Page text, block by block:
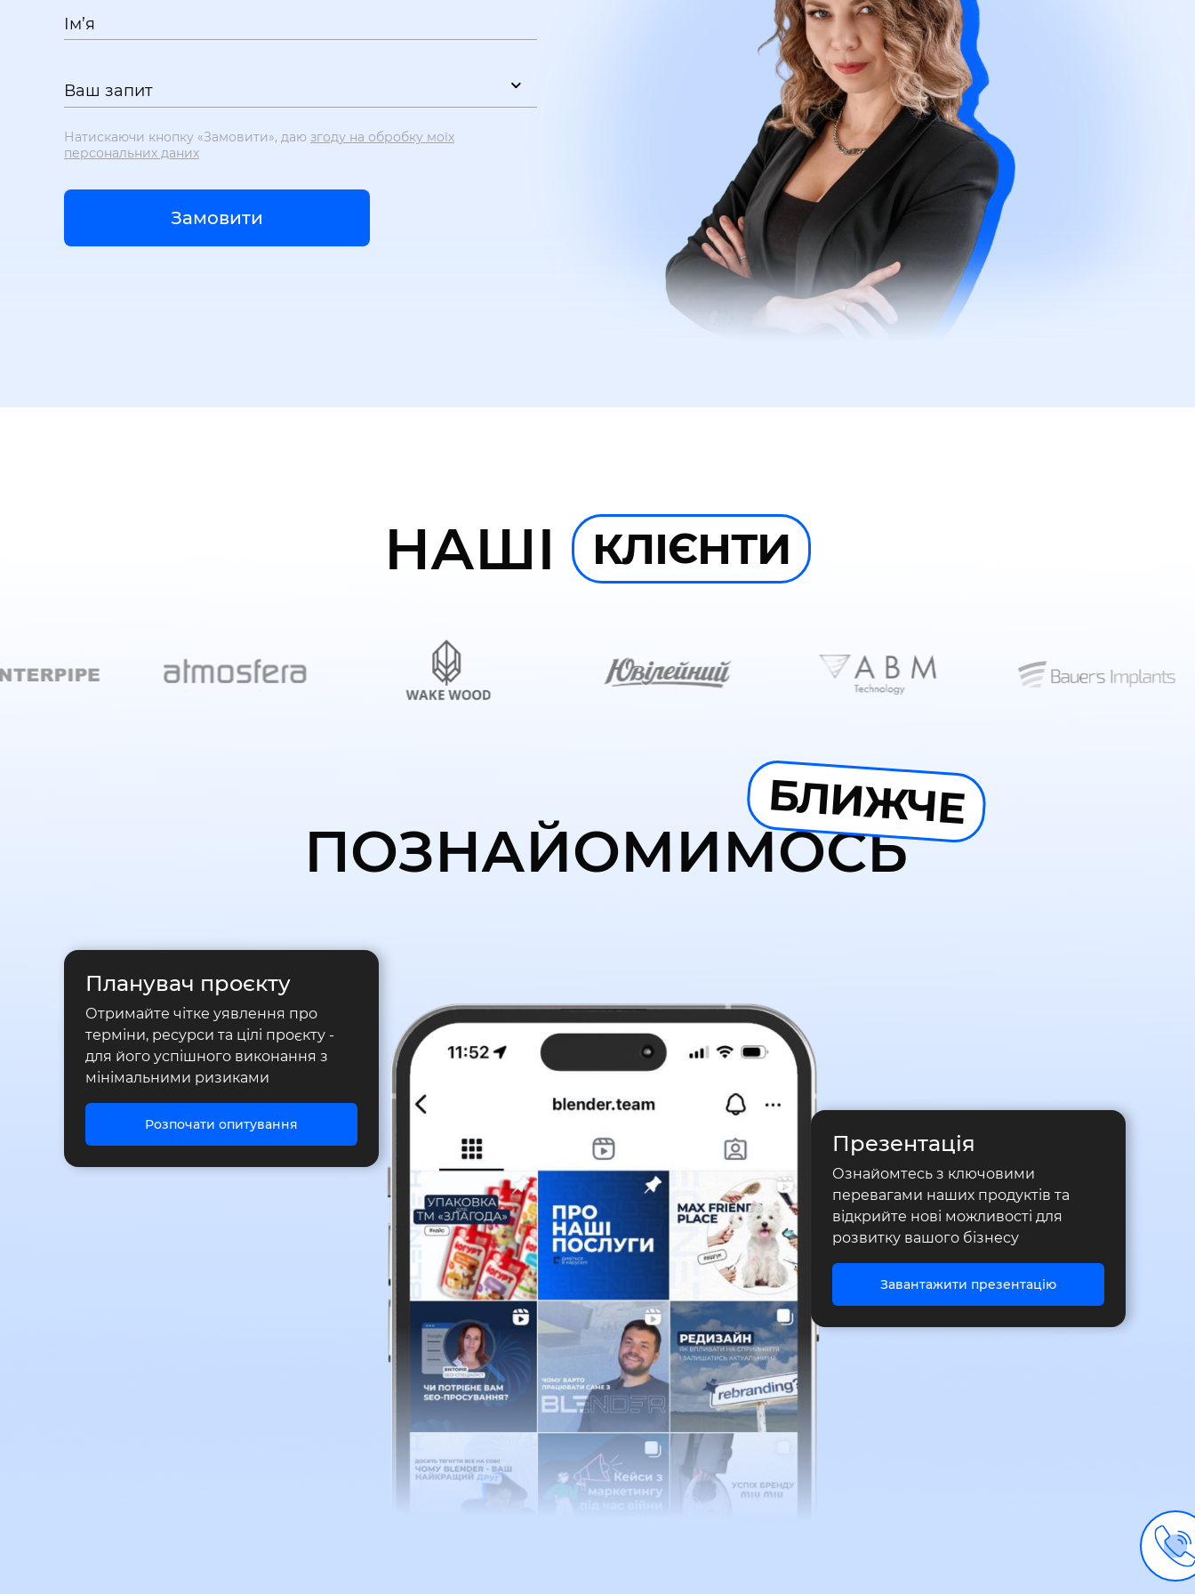
Ім’я
Ваш запит
Натискаючи кнопку «Замовити», даю згоду на обробку моїх
персональних даних
Замовити
НАШІ КЛІЄНТИ
ПОЗНАЙОМИМОСЬ
БЛИЖЧЕ
Планувач проєкту
Отримайте чітке уявлення про
терміни, ресурси та цілі проєкту -
для його успішного виконання з
мінімальними ризиками
Розпочати опитування
Презентація
Ознайомтесь з ключовими
перевагами наших продуктів та
відкрийте нові можливості для
розвитку вашого бізнесу
Завантажити презентацію